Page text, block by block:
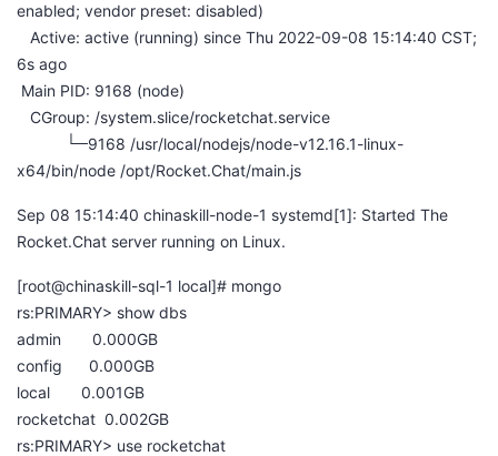
证实
验
的
收
持
建
议
enabled; vendor preset: disabled)
Active: active (running) since Thu 2022-09-08 15:14:40 CST;
6s ago
Main PID: 9168 (node)
CGroup: /system.slice/rocketchat.service
└─9168 /usr/local/nodejs/node-v12.16.1-linux-
x64/bin/node /opt/Rocket.Chat/main.js
Sep 08 15:14:40 chinaskill-node-1 systemd[1]: Started The
Rocket.Chat server running on Linux.
[root@chinaskill-sql-1 local]# mongo
rs:PRIMARY> show dbs
admin 0.000GB
config 0.000GB
local 0.001GB
rocketchat 0.002GB
rs:PRIMARY> use rocketchat